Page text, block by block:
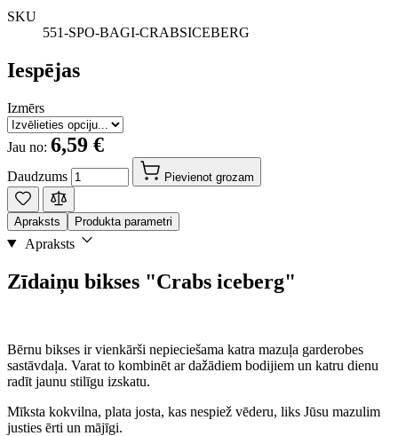
SKU
551-SPO-BAGI-CRABSICEBERG
Iespējas
Izmērs
Jau no: 6,59 €
Daudzums Pievienot grozam
Apraksts Produkta parametri
Apraksts
Zīdaiņu bikses "Crabs iceberg"
Bērnu bikses ir vienkārši nepieciešama katra mazuļa garderobes
sastāvdaļa. Varat to kombinēt ar dažādiem bodijiem un katru dienu
radīt jaunu stilīgu izskatu.
Mīksta kokvilna, plata josta, kas nespiež vēderu, liks Jūsu mazulim
justies ērti un mājīgi.